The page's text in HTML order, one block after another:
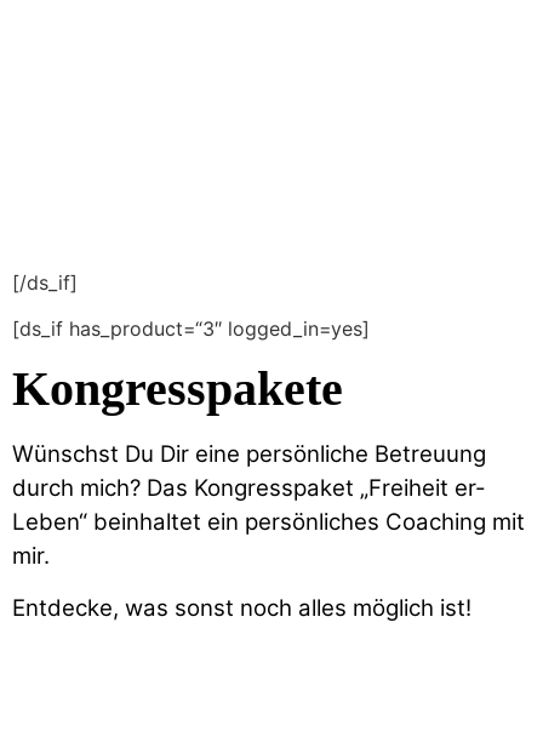
[/ds_if]
[ds_if has_product=“3″ logged_in=yes]
Kongresspakete
Wünschst Du Dir eine persönliche Betreuung
durch mich? Das Kongresspaket „Freiheit er-
Leben“ beinhaltet ein persönliches Coaching mit
mir.
Entdecke, was sonst noch alles möglich ist!